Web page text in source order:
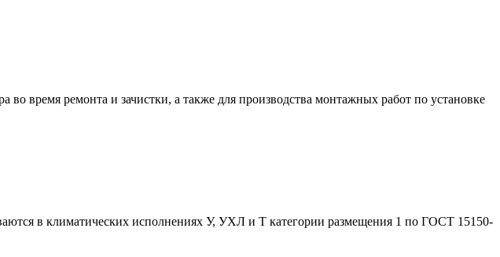
время ремонта и зачистки, а также для производства монтажных работ по установке
в климатических исполнениях У, УХЛ и Т категории размещения 1 по ГОСТ 15150-